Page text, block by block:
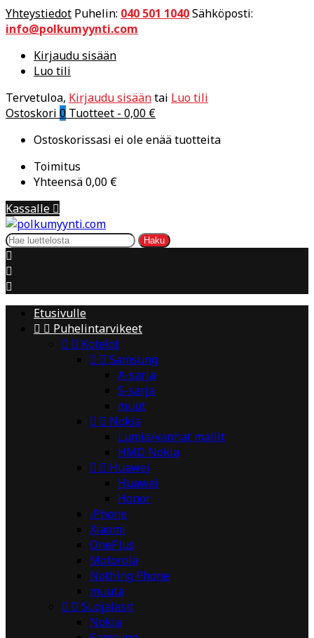
Yhteystiedot Puhelin: 040 501 1040Sähköposti:
info@polkumyynti.com
Kirjaudu sisään
Luo tili
Tervetuloa, Kirjaudu sisääntai Luo tili
Ostoskori 0 Tuotteet - 0,00 €
Ostoskorissasi ei ole enää tuotteita
Toimitus
Yhteensä0,00 €
Kassalle 
Haku



Etusivulle
  Puhelintarvikeet
  Kotelot
  Samsung
A-sarja
S-sarja
muut
  Nokia
Lumia/vanhat mallit
HMD Nokia
  Huawei
Huawei
Honor
iPhone
Xiaomi
OnePlus
Motorola
Nothing Phone
muuta
  Suojalasit
Nokia